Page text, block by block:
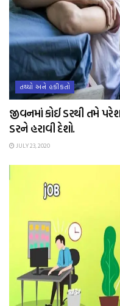
તથ્યો અને હકીકતો
જીવનમાં કોઈ ડરથી તમે
ડરને હરાવી દેશો.
JULY 23, 2020